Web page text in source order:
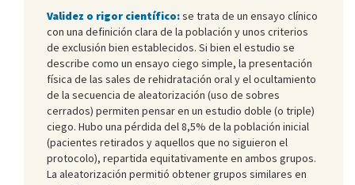
Validez o rigor científico:se trata de un ensayo clínico
con una definición clara de la población y unos criterios
de exclusión bien establecidos. Si bien el estudio se
describe como un ensayo ciego simple, la presentación
física de las sales de rehidratación oral y el ocultamiento
de la secuencia de aleatorización (uso de sobres
cerrados) permiten pensar en un estudio doble (o triple)
ciego. Hubo una pérdida del 8,5% de la población inicial
(pacientes retirados y aquellos que no siguieron el
protocolo), repartida equitativamente en ambos grupos.
La aleatorización permitió obtener grupos similares en